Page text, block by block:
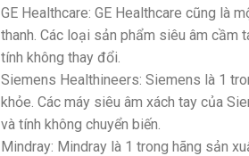
GE Healthcare: GE Healthcare cũng là
thanh. Các loại sản phẩm siêu âm cầm
tính không thay đổi.
Siemens Healthineers: Siemens là 1
khỏe. Các máy siêu âm xách tay của
và tính không chuyển biến.
Mindray: Mindray là 1 trong hãng sản